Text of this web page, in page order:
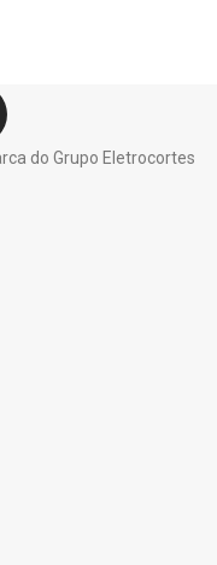
do Grupo Eletrocortes